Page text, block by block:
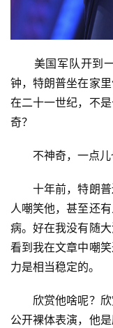
美国军队开到一
钟，特朗普坐在家
在二十一世纪，不
奇？
不神奇，一点儿
十年前，特朗普
人嘲笑他，甚至还
病。好在我没有随
看到我在文章中嘲
力是相当稳定的。
欣赏他啥呢？欣
公开裸体表演，他